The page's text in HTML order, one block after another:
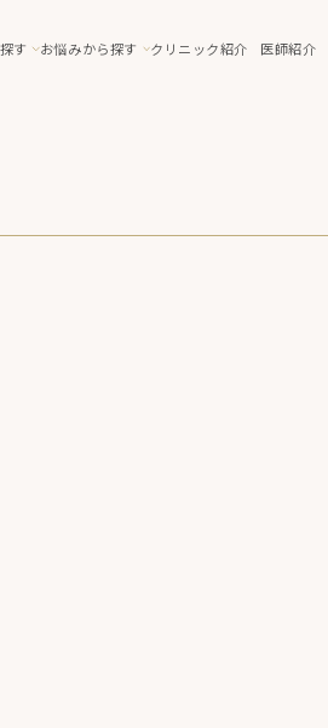
す
お悩みから探す クリニック紹介 医師紹介